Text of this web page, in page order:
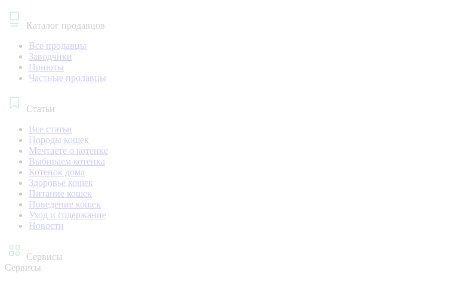
Каталог продавцов
Все продавцы
Заводчики
Приюты
Частные продавцы
Статьи
Все статьи
Породы кошек
Мечтаете о котенке
Выбираем котенка
Котенок дома
Здоровье кошек
Питание кошек
Поведение кошек
Уход и содержание
Новости
Сервисы
Сервисы